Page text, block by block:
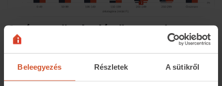
Beleegyezés Részletek A sütikről
Az éves növekedés üteme viszont
kisebb, de miért?
bejelentése előtti héthez képest nőtt jelentősen